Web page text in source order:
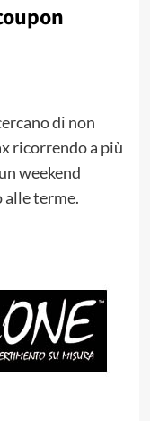
di non
ricorrendo a più
weekend
alle terme.